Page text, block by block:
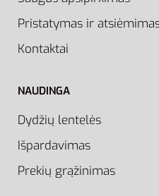
Pristatymas ir
Kontaktai
NAUDINGA
Dydžių lentelės
Išpardavimas
Prekių grąžinimas